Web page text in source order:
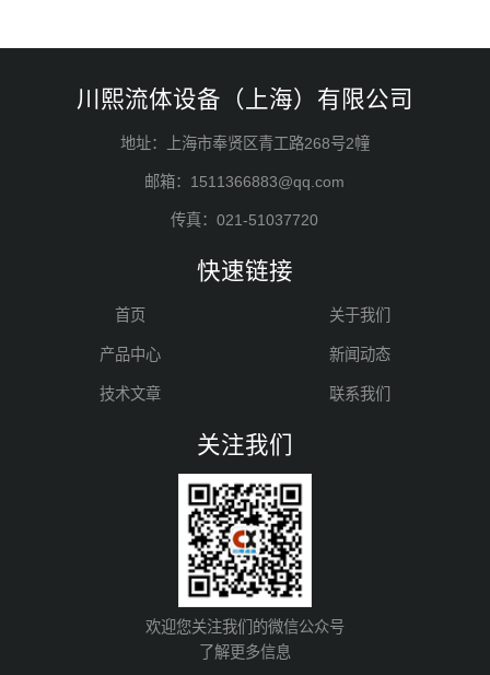
川熙流体设备（上海）有限公司
地址：上海市奉贤区青工路268号2幢
邮箱：1511366883@qq.com
传真：021-51037720
快速链接
首页 关于我们
产品中心 新闻动态
技术文章 联系我们
关注我们
欢迎您关注我们的微信公众号
了解更多信息